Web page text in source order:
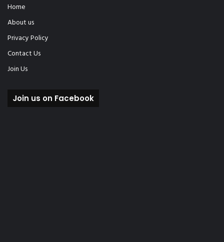
Home
About us
Privacy Policy
Contact Us
Join Us
Join us on Facebook